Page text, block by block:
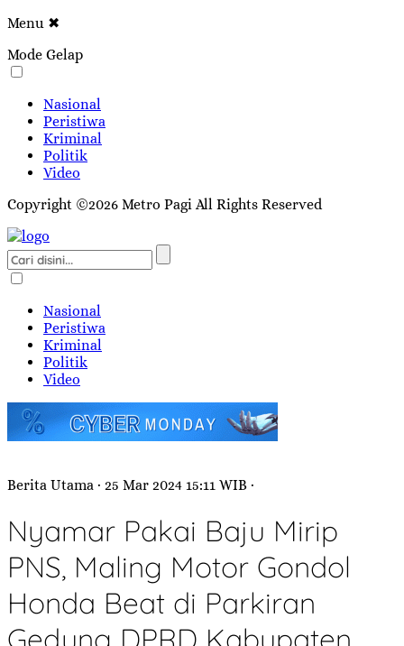
Menu ✖
Mode Gelap
Nasional
Peristiwa
Kriminal
Politik
Video
Copyright ©2026 Metro Pagi All Rights Reserved
Nasional
Peristiwa
Kriminal
Politik
Video
Berita Utama · 25 Mar 2024 15:11 WIB ·
Nyamar Pakai Baju Mirip
PNS, Maling Motor Gondol
Honda Beat di Parkiran